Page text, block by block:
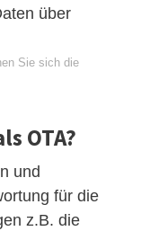
über
Sie sich die
OTA?
und
für die
z.B. die